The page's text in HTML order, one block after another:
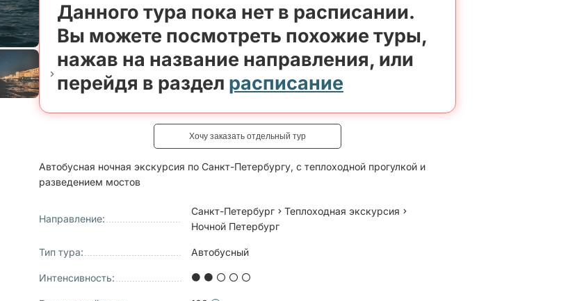
Данного тура пока нет в расписании.
Вы можете посмотреть похожие туры,
нажав на название направления, или
перейдя в раздел расписание
Хочу заказать отдельный тур
Автобусная ночная экскурсия по Санкт-Петербургу, с теплоходной прогулкой и
разведением мостов
Направление:
Санкт-Петербург
Теплоходная экскурсия
Ночной Петербург
Тип тура: Автобусный
Интенсивность: